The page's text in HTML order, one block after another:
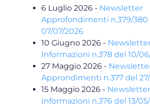
6 Luglio 2026 - Newsletter
Approfondimenti n.379/380
07/07/2026
10 Giugno 2026 -
Informazioni n.378 del 10/
27 Maggio 2026 -
Approndimenti n.377 del
15 Maggio 2026 - Newsletter
Informazioni n.376 del 13/